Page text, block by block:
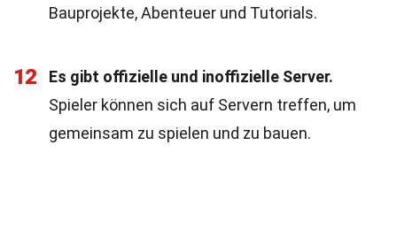
Bauprojekte, Abenteuer und Tutorials.
12
Es gibt offizielle und inoffizielle Server.
Spieler können sich auf Servern treffen, um
gemeinsam zu spielen und zu bauen.